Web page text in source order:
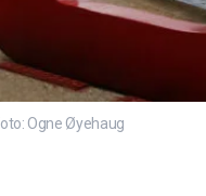
Ogne Øyehaug